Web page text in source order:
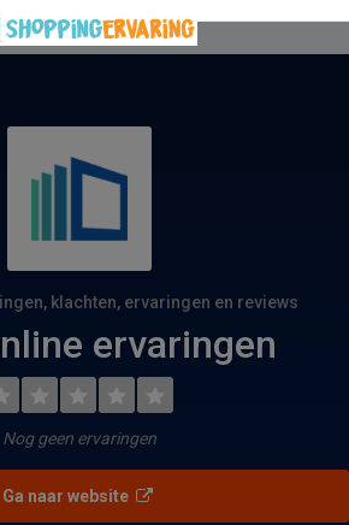
klachten, ervaringen en reviews
ervaringen
Nog geen ervaringen
Ga naar website